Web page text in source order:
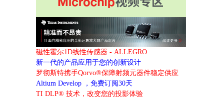
磁性霍尔1D线性传感器 - ALLEGRO
新一代的产品应用于您的创新设计
罗彻斯特携手Qorvo®保障射频元器件稳定供应
Altium Develop ，免费订阅30天
TI DLP® 技术，改变您的投影体验